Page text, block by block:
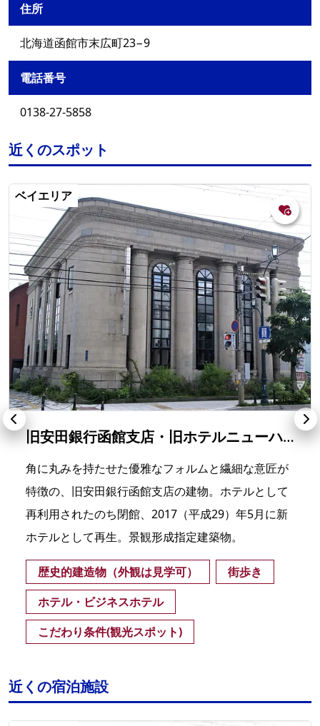
住所
北海道函館市末広町23−9
電話番号
0138-27-5858
近くのスポット
ベイエリア
旧安田銀行函館支店・旧ホテルニューハコダテ（ホテルHakoBA函館）
角に丸みを持たせた優雅なフォルムと繊細な意匠が
特徴の、旧安田銀行函館支店の建物。ホテルとして
再利用されたのち閉館、2017（平成29）年5月に新
ホテルとして再生。景観形成指定建築物。
歴史的建造物（外観は見学可）
街歩き
ホテル・ビジネスホテル
こだわり条件(観光スポット)
近くの宿泊施設